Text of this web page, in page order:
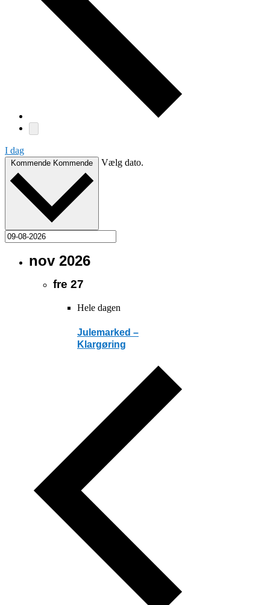
I dag
Kommende Kommende Vælg dato.
nov 2026
fre 27
Hele dagen
Julemarked –
Klargøring